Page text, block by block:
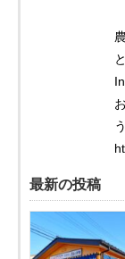
最新の投稿